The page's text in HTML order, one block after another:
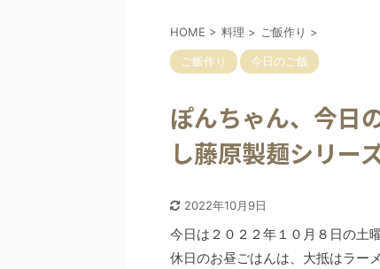
HOME > 料理 > ご飯作り >
ご飯作り 今日のご飯
ぽんちゃん、今日
し藤原製麺シリー
2022年10月9日
今日は２０２２年１０月８日の土曜
休日のお昼ごはんは、大抵はラー